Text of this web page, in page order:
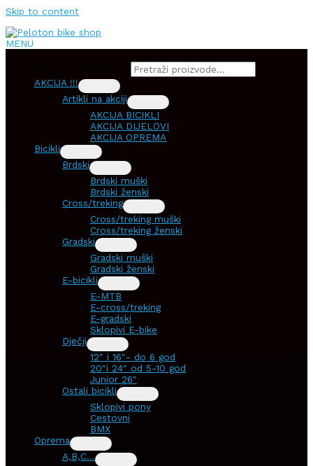
Skip to content
MENU
AKCIJA !!!
Artikli na akciji
AKCIJA BICIKLI
AKCIJA DIJELOVI
AKCIJA OPREMA
Bicikli
Brdski
Brdski muški
Brdski ženski
Cross/treking
Cross/treking muški
Cross/treking ženski
Gradski
Gradski muški
Gradski ženski
E-bicikli
E-MTB
E-cross/treking
E-gradski
Sklopivi E-bike
Dječji
12″ i 16″- do 6 god
20″i 24″ od 5-10 god
Junior 26″
Ostali bicikli
Sklopivi pony
Cestovni
BMX
Oprema
A,B,C…